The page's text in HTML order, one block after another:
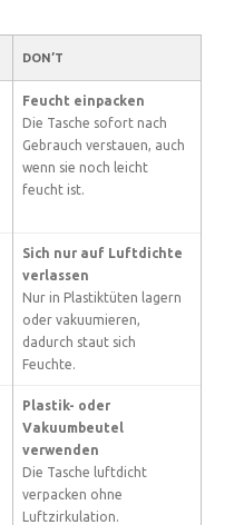
DON’T
Feucht einpacken
Die Tasche sofort nach
Gebrauch verstauen, auch
wenn sie noch leicht
feucht ist.
Sich nur auf Luftdichte
verlassen
Nur in Plastiktüten lagern
oder vakuumieren,
dadurch staut sich
Feuchte.
Plastik- oder
Vakuumbeutel
verwenden
Die Tasche luftdicht
verpacken ohne
Luftzirkulation.